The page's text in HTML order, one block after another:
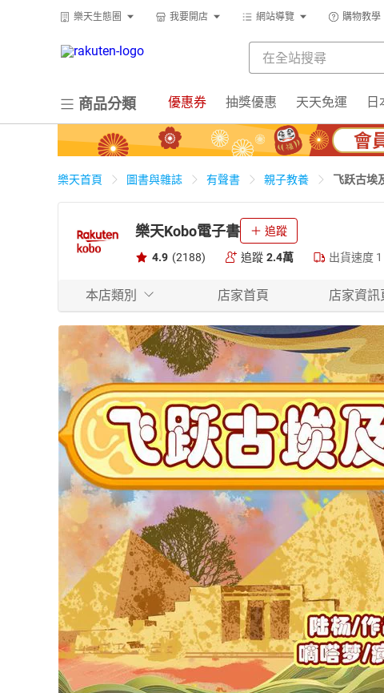
樂天生態圈 我要開店 網站導覽 購物教學
商品分類 優惠券 抽獎優惠 天天免運
樂天首頁 圖書與雜誌 有聲書 親子教養 飞跃古埃
樂天Kobo電子書 追蹤
4.9 (2188) 追蹤 2.4萬 出貨速度
本店類別 店家首頁 店家資訊